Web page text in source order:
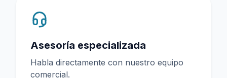
Asesoría especializada
Habla directamente con nuestro equipo
comercial.